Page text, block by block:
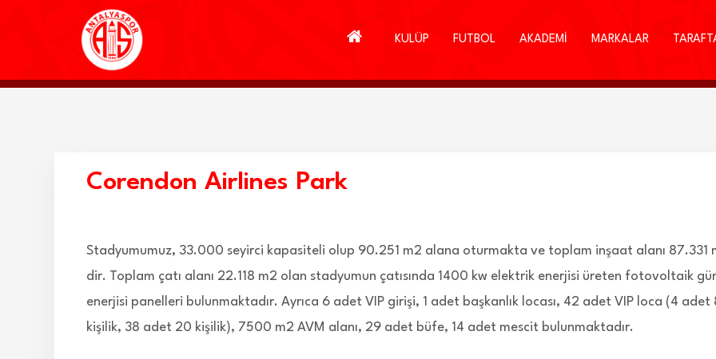
KULÜP FUTBOL AKADEMİ MARKALAR
Corendon Airlines Park
Stadyumumuz, 33.000 seyirci kapasiteli olup 90.251 m2 alana oturmakta ve toplam inşaat alanı 87.331
dir. Toplam çatı alanı 22.118 m2 olan stadyumun çatısında 1400 kw elektrik enerjisi üreten fotovoltaik
enerjisi panelleri bulunmaktadır. Ayrıca 6 adet VIP girişi, 1 adet başkanlık locası, 42 adet VIP loca (4 adet
kişilik, 38 adet 20 kişilik), 7500 m2 AVM alanı, 29 adet büfe, 14 adet mescit bulunmaktadır.